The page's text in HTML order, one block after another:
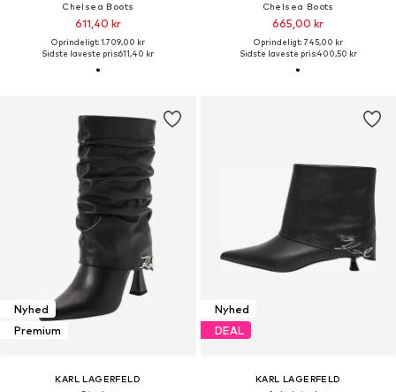
Chelsea Boots
611,40 kr
Oprindeligt: 1.709,00 kr
Sidste laveste pris:611,40 kr
Chelsea Boots
665,00 kr
Oprindeligt: 745,00 kr
Sidste laveste pris:400,50 kr
Nyhed
Premium
KARL LAGERFELD
Nyhed
DEAL
KARL LAGERFELD